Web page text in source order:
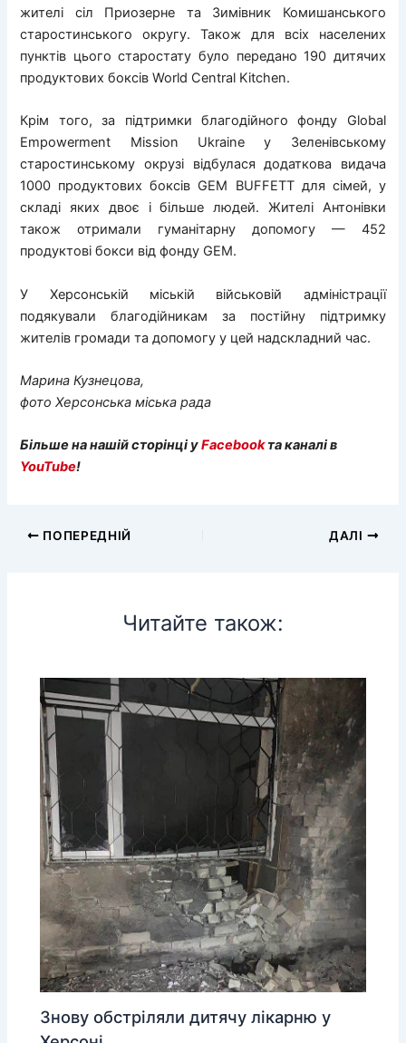
жителі сіл Приозерне та Зимівник Комишанського
старостинського округу. Також для всіх населених
пунктів цього старостату було передано 190 дитячих
продуктових боксів World Central Kitchen.
Крім того, за підтримки благодійного фонду Global
Empowerment Mission Ukraine у Зеленівському
старостинському окрузі відбулася додаткова видача
1000 продуктових боксів GEM BUFFETT для сімей, у
складі яких двоє і більше людей. Жителі Антонівки
також отримали гуманітарну допомогу — 452
продуктові бокси від фонду GEM.
У Херсонській міській військовій адміністрації
подякували благодійникам за постійну підтримку
жителів громади та допомогу у цей надскладний час.
Марина Кузнецова,
фото Херсонська міська рада
Більше на нашій сторінці уFacebookта каналі в
YouTube!
ПОПЕРЕДНІЙ ДАЛІ
Читайте також:
Знову обстріляли дитячу лікарню у